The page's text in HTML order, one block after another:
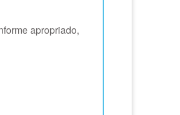
apropriado,